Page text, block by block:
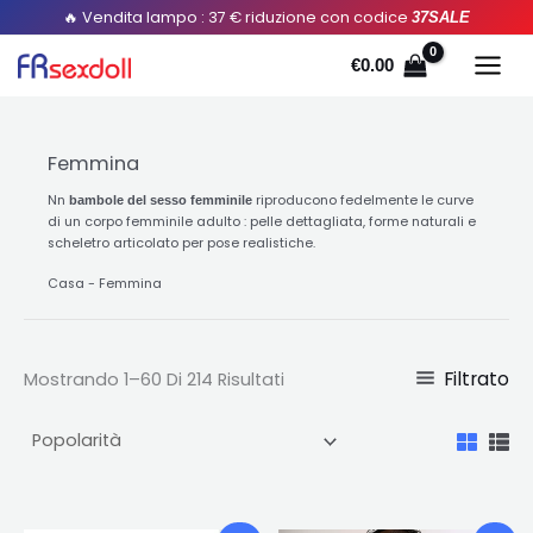
contenuto
🔥 Vendita lampo : 37 € riduzione con codice 37SALE
€0.00
Femmina
Nn bambole del sesso femminile riproducono fedelmente le curve
di un corpo femminile adulto : pelle dettagliata, forme naturali e
scheletro articolato per pose realistiche.
Casa - Femmina
Mostrando 1–60 Di 214 Risultati
Ordinato
per
popolarità
Filtrato